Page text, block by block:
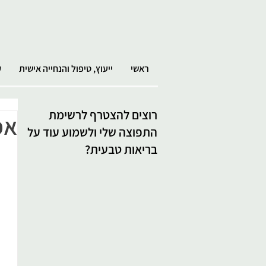
ראשי ייעוץ, טיפול והנחייה אישית
רוצים להצטרף לרשימת
התפוצה שלי ולשמוע עוד על
בריאות טבעית?